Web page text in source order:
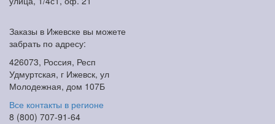
Заказы в Ижевске вы можете
забрать по адресу:
426073, Россия, Респ
Удмуртская, г Ижевск, ул
Молодежная, дом 107Б
Все контакты в регионе
8 (800) 707-91-64